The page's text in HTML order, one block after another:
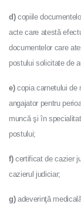
d)copiile
acte care atestă
documentelor care
postului solicitate de
e)copia carnetului de
angajator pentru
muncă şi în
postului;
f)certificat de cazier
cazierul judiciar;
g)adeverinţă